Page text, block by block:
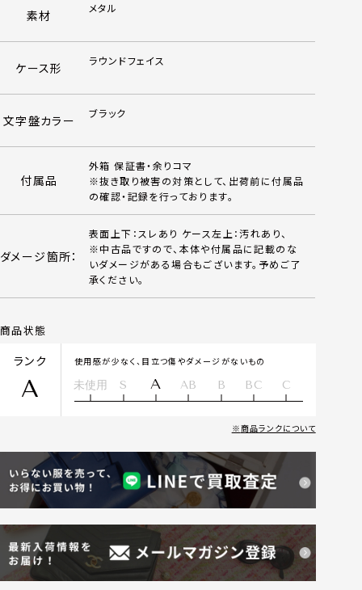
素材 メタル
ケース形 ラウンドフェイス
文字盤カラー ブラック
付属品
外箱 保証書・余りコマ
※抜き取り被害の対策として、出荷前に付属品
の確認・記録を行っております。
ダメージ箇所：
表面上下：スレあり ケース左上：汚れあり、
※中古品ですので、本体や付属品に記載のな
いダメージがある場合もございます。予めご了
承ください。
商品状態
ランク
A
使用感が少なく、目立つ傷やダメージがないもの
未使用 S A AB B BC C
商品ランクについて